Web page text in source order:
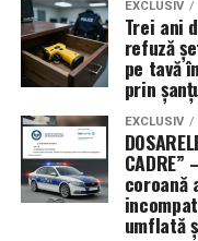
EXCLUSIV
Trei ani
refuză
pe tavă
prin
EXCLUSIV
CADRE”
coroană
umflată